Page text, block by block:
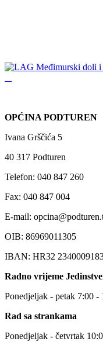
OPĆINA PODTUREN
Ivana Grščića 5
40 317 Podturen
Telefon: 040 847 260
Fax: 040 847 004
E-mail:
OIB: 86969011305
IBAN: HR32
Radno vrijeme
Ponedjeljak - petak 7:00 -
Rad sa strankama
Ponedjeljak - četvrtak